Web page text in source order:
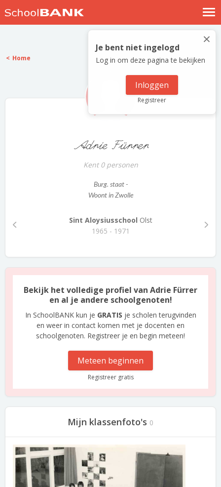
Nostalgische verhalen
Log in
Meld je gratis aan
×
Je bent niet ingelogd
Log in om deze pagina te bekijken
Inloggen
Registreer
Home
Adrie Fürrer
Kent 0 personen
Burg. staat -
Woont in Zwolle
Sint Aloysiusschool Olst
1965 - 1971
Bekijk het volledige profiel van Adrie Fürrer
en al je andere schoolgenoten!
In SchoolBANK kun je GRATIS je scholen terugvinden
en weer in contact komen met je docenten en
schoolgenoten. Registreer je en begin meteen!
Meteen beginnen
Registreer gratis
Mijn klassenfoto's 0